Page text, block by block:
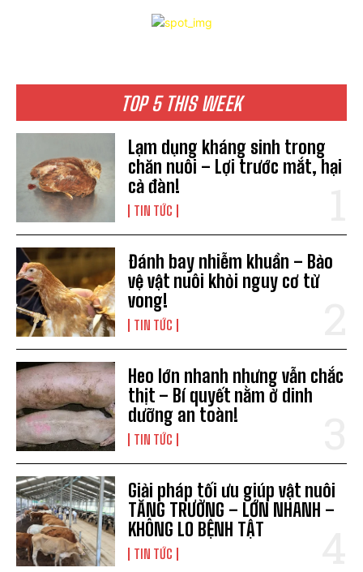
TOP 5 THIS WEEK
Lạm dụng kháng sinh trong
chăn nuôi – Lợi trước mắt, hại
cả đàn!
TIN TỨC
Đánh bay nhiễm khuẩn – Bảo
vệ vật nuôi khỏi nguy cơ tử
vong!
TIN TỨC
Heo lớn nhanh nhưng vẫn chắc
thịt – Bí quyết nằm ở dinh
dưỡng an toàn!
TIN TỨC
Giải pháp tối ưu giúp vật nuôi
TĂNG TRƯỞNG – LỚN NHANH –
KHÔNG LO BỆNH TẬT
TIN TỨC